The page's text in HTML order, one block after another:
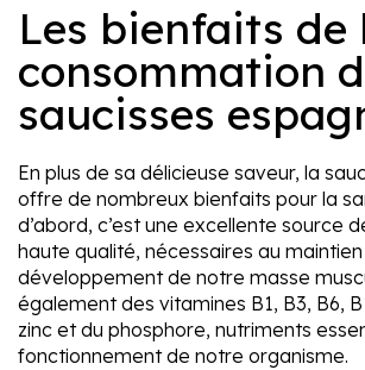
Les bienfaits de
consommation
saucisses
En plus de sa délicieuse saveur, la
offre de nombreux bienfaits pour la
d’abord, c’est une excellente source
haute qualité, nécessaires au
développement de notre masse
également des vitamines B1, B3, B6,
zinc et du phosphore, nutriments
fonctionnement de notre organisme.